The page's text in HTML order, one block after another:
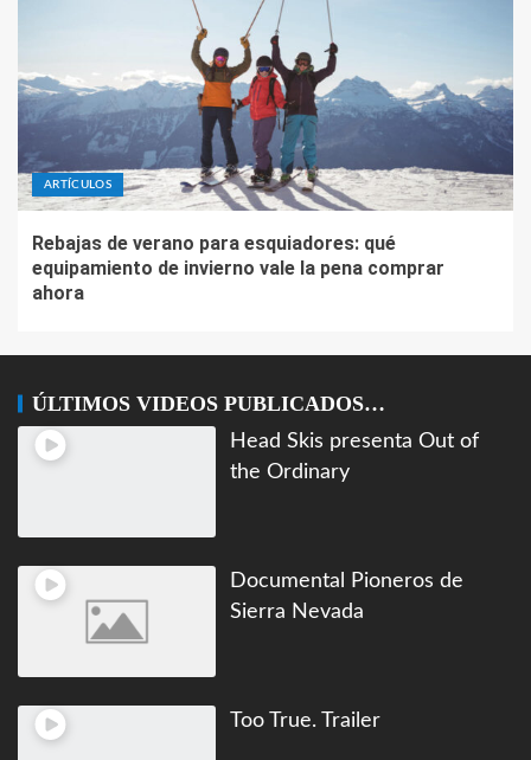
ARTÍCULOS
Rebajas de verano para esquiadores: qué
equipamiento de invierno vale la pena comprar
ahora
ÚLTIMOS VIDEOS PUBLICADOS…
Head Skis presenta Out of
the Ordinary
Documental Pioneros de
Sierra Nevada
Too True. Trailer